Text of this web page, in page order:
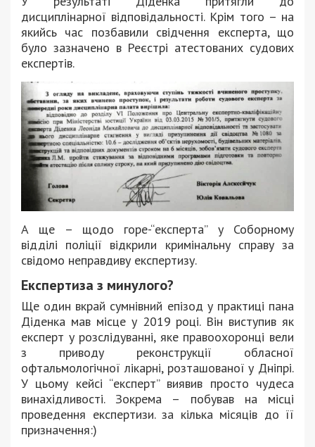
дисциплінарної відповідальності. Крім того – на
якийсь час позбавили свідчення експерта, що
було зазначено в Реєстрі атестованих судових
експертів.
А ще – щодо горе-“експерта” у Соборному
відділі поліції відкрили кримінальну справу за
свідомо неправдиву експертизу.
Експертиза з минулого?
Ще один вкрай сумнівний епізод у практиці пана
Діденка мав місце у 2019 році. Він виступив як
експерт у розслідуванні, яке правоохоронці вели
з приводу реконструкції обласної
офтальмологічної лікарні, розташованої у Дніпрі.
У цьому кейсі “експерт” виявив просто чудеса
винахідливості. Зокрема – побував на місці
проведення експертизи. за кілька місяців до її
призначення:)